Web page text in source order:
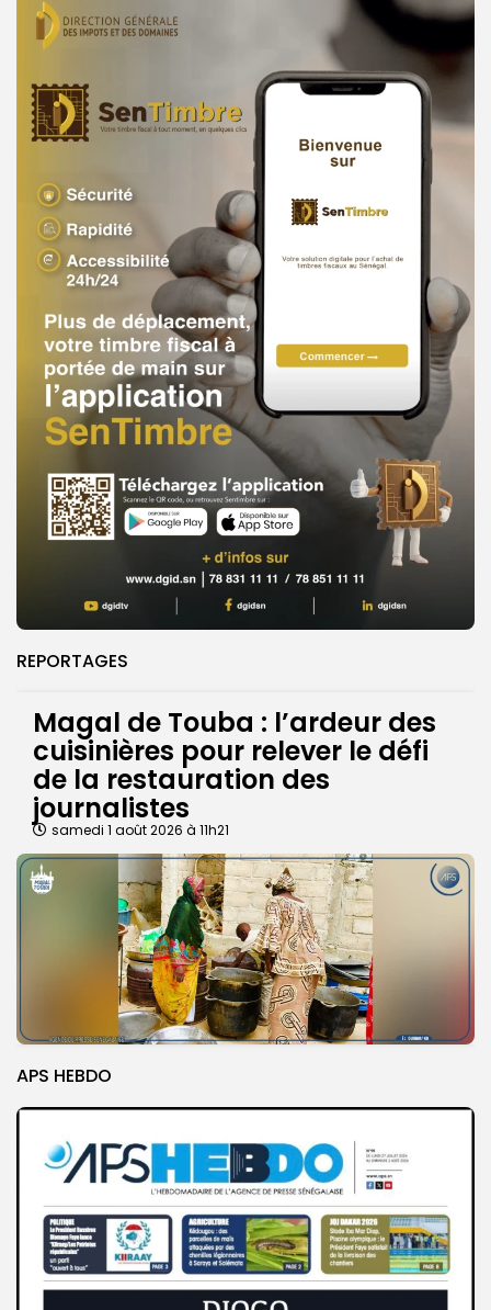
REPORTAGES
Magal de Touba : l’ardeur des
cuisinières pour relever le défi
de la restauration des
journalistes
samedi 1 août 2026 à 11h21
APS HEBDO